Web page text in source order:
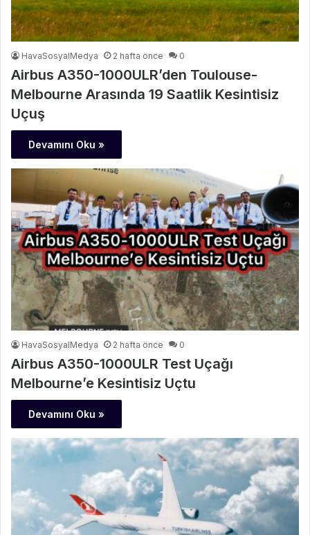
HavaSosyalMedya 2 hafta önce 0
Airbus A350-1000ULR’den Toulouse-
Melbourne Arasında 19 Saatlik Kesintisiz
Uçuş
Devamını Oku »
HavaSosyalMedya 2 hafta önce 0
Airbus A350-1000ULR Test Uçağı
Melbourne’e Kesintisiz Uçtu
Devamını Oku »